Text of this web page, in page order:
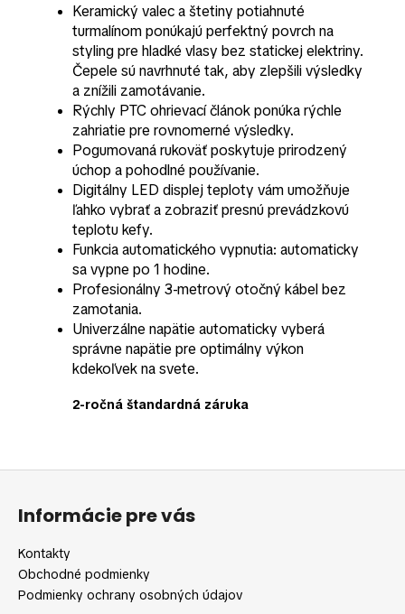
Keramický valec a štetiny potiahnuté
turmalínom ponúkajú perfektný povrch na
styling pre hladké vlasy bez statickej elektriny.
Čepele sú navrhnuté tak, aby zlepšili výsledky
a znížili zamotávanie.
Rýchly PTC ohrievací článok ponúka rýchle
zahriatie pre rovnomerné výsledky.
Pogumovaná rukoväť poskytuje prirodzený
úchop a pohodlné používanie.
Digitálny LED displej teploty vám umožňuje
ľahko vybrať a zobraziť presnú prevádzkovú
teplotu kefy.
Funkcia automatického vypnutia: automaticky
sa vypne po 1 hodine.
Profesionálny 3-metrový otočný kábel bez
zamotania.
Univerzálne napätie automaticky vyberá
správne napätie pre optimálny výkon
kdekoľvek na svete.
2-ročná štandardná záruka
Z
Informácie pre vás
Kontakty
Obchodné podmienky
Podmienky ochrany osobných údajov